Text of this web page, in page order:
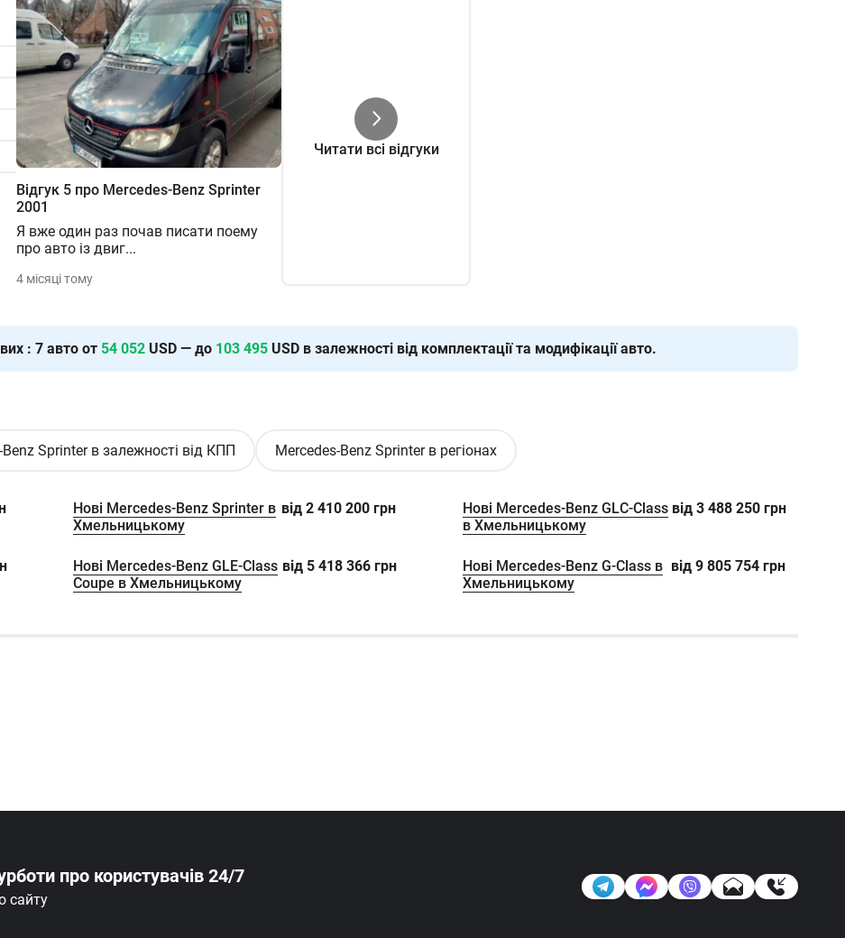
Відгук 5 про Mercedes-Benz Sprinter
2001
Я вже один раз почав писати поему
про авто із двиг...
4 місяці тому
Читати всі відгуки
: 7 авто от 54 052 USD — до 103 495 USD в залежності від комплектації та модифікації авто.
Benz Sprinter в залежності від КПП Mercedes-Benz Sprinter в регіонах
Нові Mercedes-Benz Sprinter в
Хмельницькому
від 2 410 200грн
Нові Mercedes-Benz GLC-Class
в Хмельницькому
від 3 488 250грн
Нові Mercedes-Benz GLE-Class
Coupe в Хмельницькому
від 5 418 366 грн
Нові Mercedes-Benz G-Class в
Хмельницькому
від9 805 754 грн
про користувачів 24/7
сайту